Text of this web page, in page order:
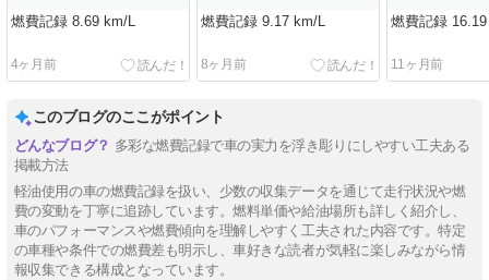
燃費記録 8.69 km/L
4ヶ月前
燃費記録 9.17 km/L
8ヶ月前
燃費記録
11ヶ月前
このブログのここがポイント
多彩な燃費記録で車の実力を浮き彫りにしやすい工夫ある
掲載方法
軽油使用の車の燃費記録を扱い、少数の収集データを通じて走行状況や燃
費の変動を丁寧に追跡しています。燃料単価や給油場所も詳しく紹介し、
車のパフォーマンスや燃費傾向を理解しやすく工夫された内容です。特定
の車種や条件での燃費差も明示し、車好きな読者が気軽に楽しみながら情
報収集できる構成となっています。